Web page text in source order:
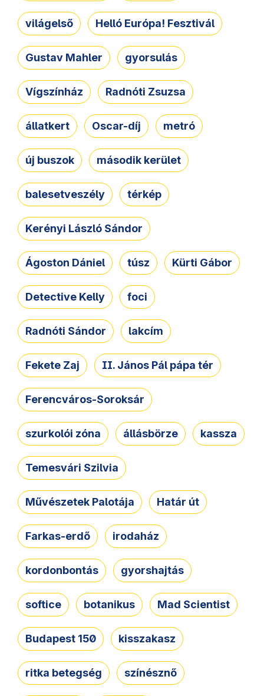
világelső Helló Európa! Fesztivál
Gustav Mahler gyorsulás
Vígszínház Radnóti Zsuzsa
állatkert Oscar-díj metró
új buszok második kerület
balesetveszély térkép
Kerényi László Sándor
Ágoston Dániel túsz Kürti Gábor
Detective Kelly foci
Radnóti Sándor lakcím
Fekete Zaj II. János Pál pápa tér
Ferencváros-Soroksár
szurkolói zóna állásbörze kassza
Temesvári Szilvia
Művészetek Palotája Határ út
Farkas-erdő irodaház
kordonbontás gyorshajtás
softice botanikus Mad Scientist
Budapest 150 kisszakasz
ritka betegség színésznő